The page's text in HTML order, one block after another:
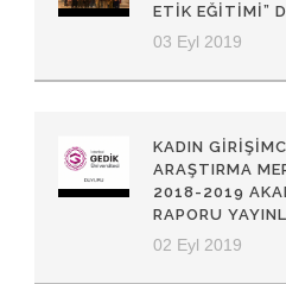
ETIK EĞITIMI”
03 Eyl 2019
KADIN
ARAŞTIRMA
2018-2019
RAPORU
02 Eyl 2019